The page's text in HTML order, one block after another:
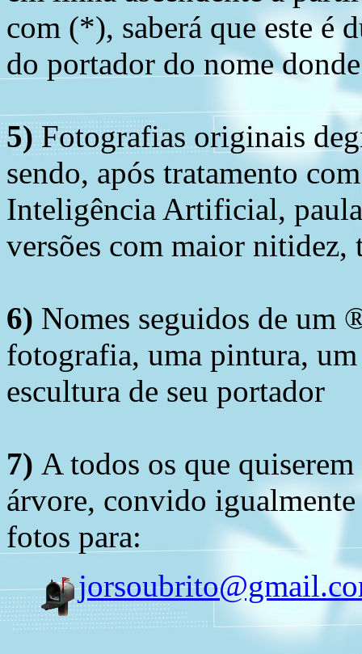
com (*), saberá que este é
do portador do nome
5) Fotografias originais
sendo, após tratamento
Inteligência Artificial,
versões com maior nitidez,
6) Nomes seguidos de um
fotografia, uma pintura,
escultura de seu portador
7) A todos os que
árvore, convido
fotos para: